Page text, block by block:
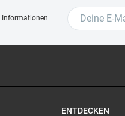
Informationen
ENTDECKEN